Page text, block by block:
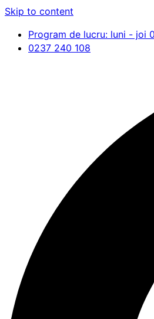
Skip to content
Program de lucru: luni - joi
0237 240 108